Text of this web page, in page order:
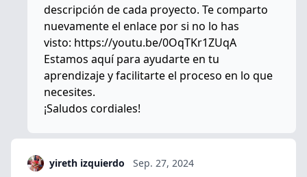
descripción de cada proyecto. Te comparto
nuevamente el enlace por si no lo has
visto: https://youtu.be/0OqTKr1ZUqA
Estamos aquí para ayudarte en tu
aprendizaje y facilitarte el proceso en lo que
necesites.
¡Saludos cordiales!
yireth izquierdo Sep. 27, 2024